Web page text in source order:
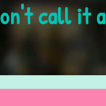
call it